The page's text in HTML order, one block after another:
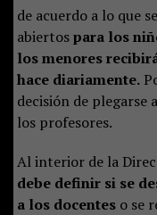
de acuerdo a lo que
abiertospara los
los menores
hace diariamente.
decisión de plegarse
los profesores.
Al interior de la
debe definir si se
a los docenteso se